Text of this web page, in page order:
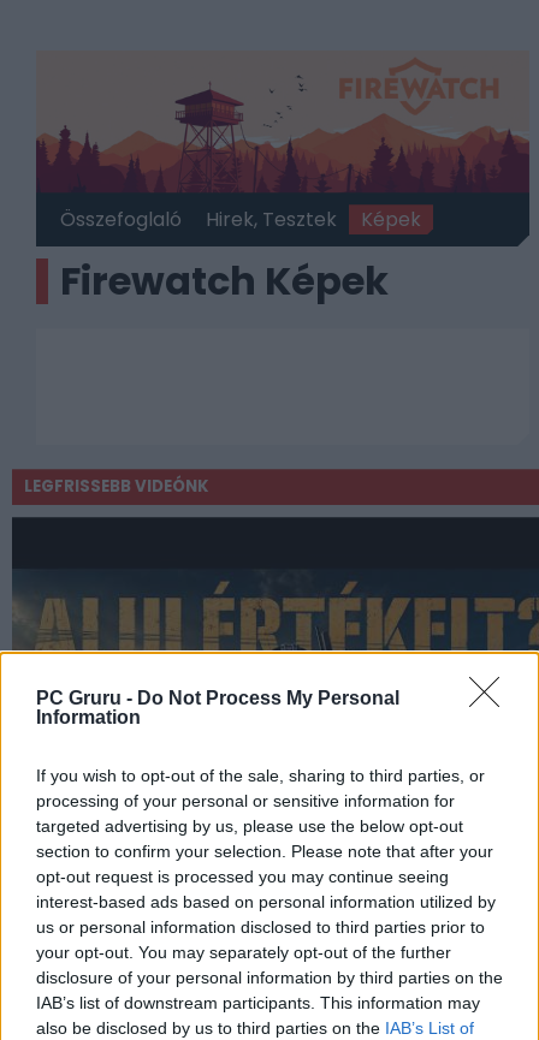
PC Gruru - Do Not Process My Personal
Information
If you wish to opt-out of the sale, sharing to third parties, or
processing of your personal or sensitive information for
targeted advertising by us, please use the below opt-out
section to confirm your selection. Please note that after your
opt-out request is processed you may continue seeing
interest-based ads based on personal information utilized by
us or personal information disclosed to third parties prior to
your opt-out. You may separately opt-out of the further
disclosure of your personal information by third parties on the
IAB’s list of downstream participants. This information may
also be disclosed by us to third parties on the IAB’s List of
Összefoglaló Hirek, Tesztek Képek
Firewatch Képek
LEGFRISSEBB VIDEÓNK